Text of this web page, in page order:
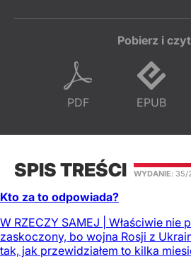
Pobierz i
PDF EPUB
SPIS TREŚCI WYDANIE: 35/
Kto za to odpowiada?
W RZECZY SAMEJ | Właściwie nie
zaskoczony, bo wojna Rosji z
tak, jak przewidziałem to kilka